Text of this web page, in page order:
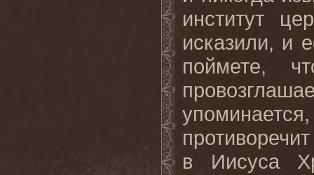
институт
исказили, и
поймете,
в Иисуса